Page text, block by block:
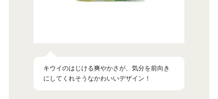
キウイのはじける爽やかさが、気分を前向き
にしてくれそうなかわいいデザイン！